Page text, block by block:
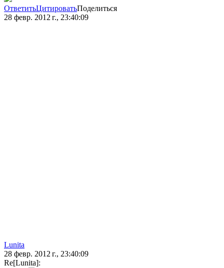
ОтветитьЦитироватьПоделиться
28 февр. 2012 г., 23:40:09
Lunita
28 февр. 2012 г., 23:40:09
Re[Lunita]: